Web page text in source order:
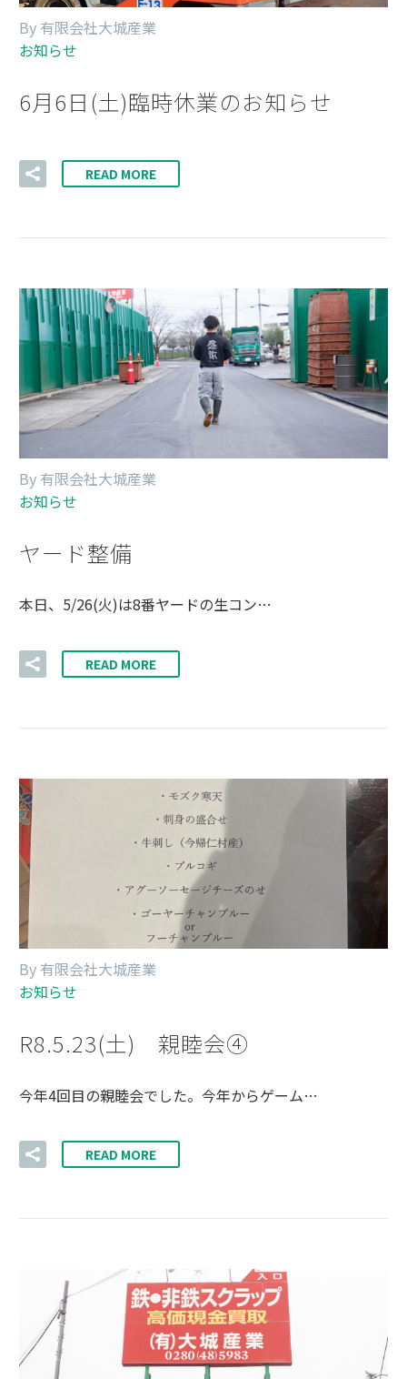
By 有限会社大城産業
お知らせ
6月6日(土)臨時休業のお知らせ
READ MORE
By 有限会社大城産業
お知らせ
ヤード整備
本日、5/26(火)は8番ヤードの生コン…
READ MORE
By 有限会社大城産業
お知らせ
R8.5.23(土) 親睦会④
今年4回目の親睦会でした。今年からゲーム…
READ MORE